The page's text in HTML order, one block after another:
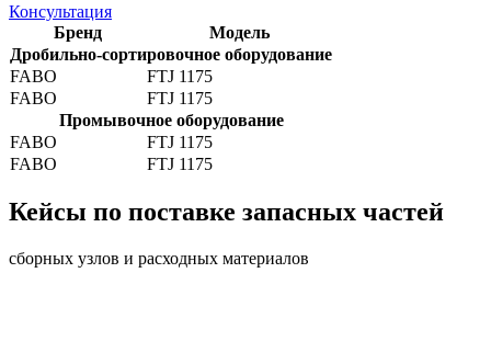
Консультация
Бренд
Модель
Дробильно-сортировочное оборудование
FABO
FTJ 1175
FABO
FTJ 1175
Промывочное оборудование
FABO
FTJ 1175
FABO
FTJ 1175
Кейсы по поставке запасных частей
сборных узлов и расходных материалов